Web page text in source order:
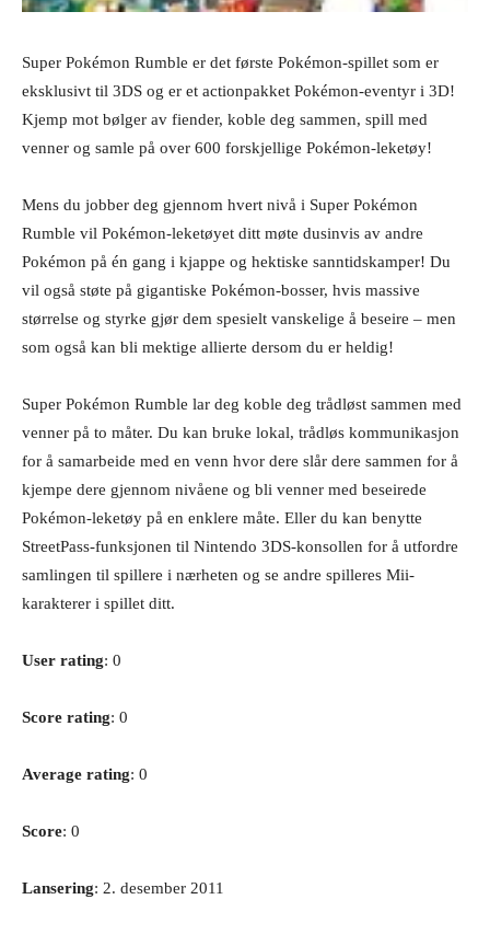
Super Pokémon Rumble er det første Pokémon-spillet som er
eksklusivt til 3DS og er et actionpakket Pokémon-eventyr i 3D!
Kjemp mot bølger av fiender, koble deg sammen, spill med
venner og samle på over 600 forskjellige Pokémon-leketøy!
Mens du jobber deg gjennom hvert nivå i Super Pokémon
Rumble vil Pokémon-leketøyet ditt møte dusinvis av andre
Pokémon på én gang i kjappe og hektiske sanntidskamper! Du
vil også støte på gigantiske Pokémon-bosser, hvis massive
størrelse og styrke gjør dem spesielt vanskelige å beseire – men
som også kan bli mektige allierte dersom du er heldig!
Super Pokémon Rumble lar deg koble deg trådløst sammen med
venner på to måter. Du kan bruke lokal, trådløs kommunikasjon
for å samarbeide med en venn hvor dere slår dere sammen for å
kjempe dere gjennom nivåene og bli venner med beseirede
Pokémon-leketøy på en enklere måte. Eller du kan benytte
StreetPass-funksjonen til Nintendo 3DS-konsollen for å utfordre
samlingen til spillere i nærheten og se andre spilleres Mii-
karakterer i spillet ditt.
User rating: 0
Score rating: 0
Average rating: 0
Score: 0
Lansering: 2. desember 2011